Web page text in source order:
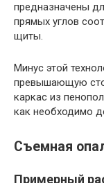
предназначены
прямых углов
щиты.
Минус этой
превышающую
каркас из
как необходимо
Съемная
Примерный